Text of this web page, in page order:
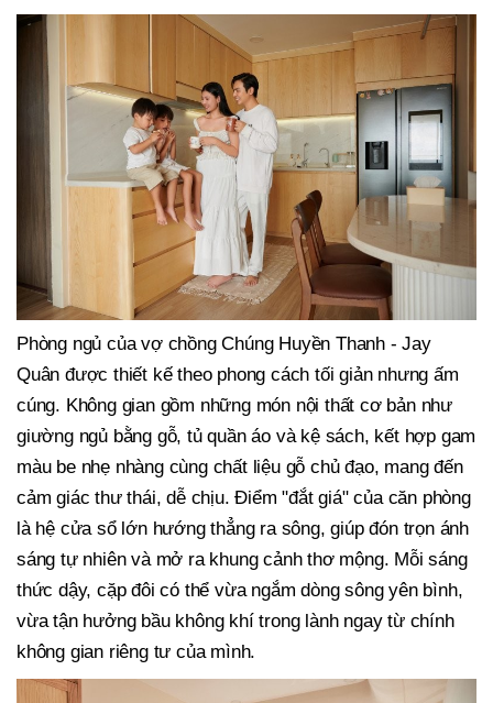
Phòng ngủ của vợ chồng Chúng Huyền Thanh - Jay
Quân được thiết kế theo phong cách tối giản nhưng ấm
cúng. Không gian gồm những món nội thất cơ bản như
giường ngủ bằng gỗ, tủ quần áo và kệ sách, kết hợp gam
màu be nhẹ nhàng cùng chất liệu gỗ chủ đạo, mang đến
cảm giác thư thái, dễ chịu. Điểm "đắt giá" của căn phòng
là hệ cửa sổ lớn hướng thẳng ra sông, giúp đón trọn ánh
sáng tự nhiên và mở ra khung cảnh thơ mộng. Mỗi sáng
thức dậy, cặp đôi có thể vừa ngắm dòng sông yên bình,
vừa tận hưởng bầu không khí trong lành ngay từ chính
không gian riêng tư của mình.